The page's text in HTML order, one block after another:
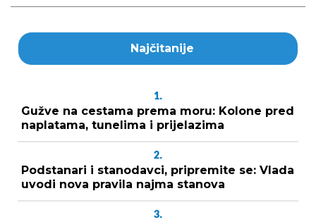
Najčitanije
1.
Gužve na cestama prema moru: Kolone pred
naplatama, tunelima i prijelazima
2.
Podstanari i stanodavci, pripremite se: Vlada
uvodi nova pravila najma stanova
3.